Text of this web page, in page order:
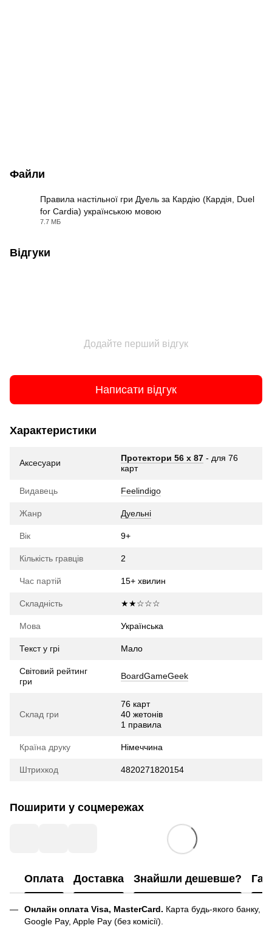
Файли
Правила настільної гри Дуель за Кардію (Кардія, Duel
for Cardia) українською мовою
7.7 МБ
Відгуки
Додайте перший відгук
Написати відгук
Характеристики
Аксесуари Протектори 56 x 87 - для 76
карт
Видавець Feelindigo
Жанр Дуельні
Вік 9+
Кількість гравців 2
Час партій 15+ хвилин
Складність ★★☆☆☆
Мова Українська
Текст у грі Мало
Світовий рейтинг
гри
BoardGameGeek
Склад гри
76 карт
40 жетонів
1 правила
Країна друку Німеччина
Штрихкод 4820271820154
Поширити у соцмережах
Оплата Доставка Знайшли дешевше?
Онлайн оплата Visa, MasterCard. Карта будь-якого банку,
Google Pay, Apple Pay (без комісії).